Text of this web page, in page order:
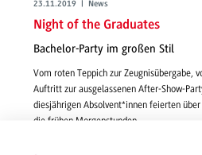
23.11.2019 | News
Night of the Graduates
Bachelor-Party im großen Stil
Vom roten Teppich zur Zeugnisübergabe,
Auftritt zur ausgelassenen After-Show-
diesjährigen Absolvent*innen feierten
die frühen Morgenstunden.